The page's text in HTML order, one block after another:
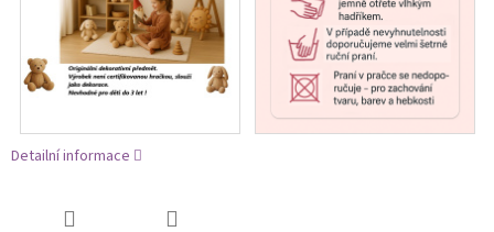
Detailní informace